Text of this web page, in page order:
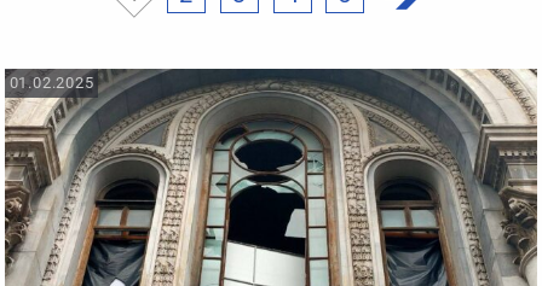
01.02.2025